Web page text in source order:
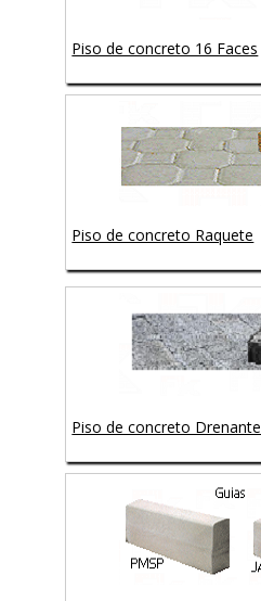
Piso de concreto 16 Faces
Piso de concreto Raquete
Piso de concreto Drenante